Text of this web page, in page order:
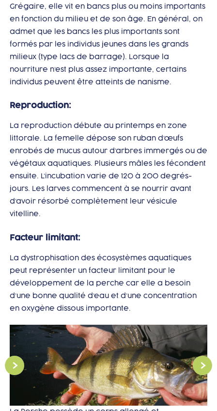
Grégaire, elle vit en bancs plus ou moins importants
en fonction du milieu et de son âge. En général, on
admet que les bancs les plus importants sont
formés par les individus jeunes dans les grands
milieux (type lacs de barrage). Lorsque la
nourriture n’est plus assez importante, certains
individus peuvent être atteints de nanisme.
Reproduction:
La reproduction débute au printemps en zone
littorale. La femelle dépose son ruban d’œufs
enrobés de mucus autour d’arbres immergés ou de
végétaux aquatiques. Plusieurs mâles les fécondent
ensuite. L’incubation varie de 120 à 200 degrés-
jours. Les larves commencent à se nourrir avant
d’avoir résorbé complètement leur vésicule
vitelline.
Facteur limitant:
La dystrophisation des écosystèmes aquatiques
peut représenter un facteur limitant pour le
développement de la perche car elle a besoin
d’une bonne qualité d’eau et d’une concentration
en oxygène dissous importante.